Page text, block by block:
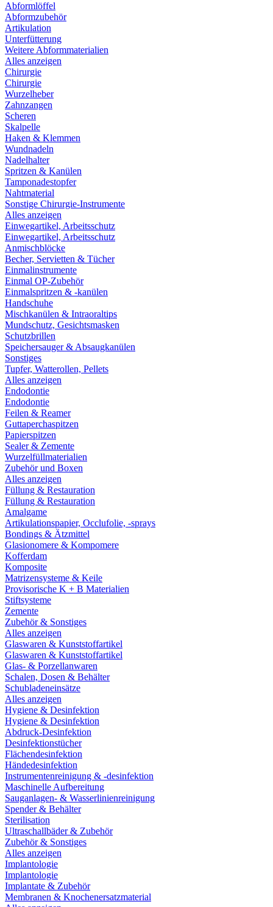
Abformlöffel
Abformzubehör
Artikulation
Unterfütterung
Weitere Abformmaterialien
Alles anzeigen
Chirurgie
Chirurgie
Wurzelheber
Zahnzangen
Scheren
Skalpelle
Haken & Klemmen
Wundnadeln
Nadelhalter
Spritzen & Kanülen
Tamponadestopfer
Nahtmaterial
Sonstige Chirurgie-Instrumente
Alles anzeigen
Einwegartikel, Arbeitsschutz
Einwegartikel, Arbeitsschutz
Anmischblöcke
Becher, Servietten & Tücher
Einmalinstrumente
Einmal OP-Zubehör
Einmalspritzen & -kanülen
Handschuhe
Mischkanülen & Intraoraltips
Mundschutz, Gesichtsmasken
Schutzbrillen
Speichersauger & Absaugkanülen
Sonstiges
Tupfer, Watterollen, Pellets
Alles anzeigen
Endodontie
Endodontie
Feilen & Reamer
Guttaperchaspitzen
Papierspitzen
Sealer & Zemente
Wurzelfüllmaterialien
Zubehör und Boxen
Alles anzeigen
Füllung & Restauration
Füllung & Restauration
Amalgame
Artikulationspapier, Occlufolie, -sprays
Bondings & Ätzmittel
Glasionomere & Kompomere
Kofferdam
Komposite
Matrizensysteme & Keile
Provisorische K + B Materialien
Stiftsysteme
Zemente
Zubehör & Sonstiges
Alles anzeigen
Glaswaren & Kunststoffartikel
Glaswaren & Kunststoffartikel
Glas- & Porzellanwaren
Schalen, Dosen & Behälter
Schubladeneinsätze
Alles anzeigen
Hygiene & Desinfektion
Hygiene & Desinfektion
Abdruck-Desinfektion
Desinfektionstücher
Flächendesinfektion
Händedesinfektion
Instrumentenreinigung & -desinfektion
Maschinelle Aufbereitung
Sauganlagen- & Wasserlinienreinigung
Spender & Behälter
Sterilisation
Ultraschallbäder & Zubehör
Zubehör & Sonstiges
Alles anzeigen
Implantologie
Implantologie
Implantate & Zubehör
Membranen & Knochenersatzmaterial